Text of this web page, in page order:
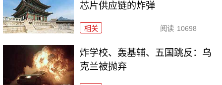
芯片供应链的炸弹
相关 阅读 10698
炸学校、轰基辅、五国跳反：乌
克兰被抛弃